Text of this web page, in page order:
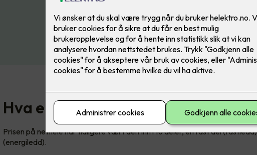
Hva er nytt?
Prisen på nettleie har tidligere vært delt inn i to deler, en fast del
(energiledd).